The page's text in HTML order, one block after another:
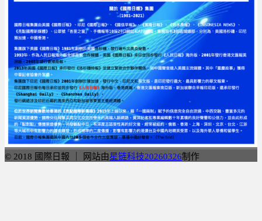
© 2018 國際日報 ｜ 网站由星链科技20260326制作